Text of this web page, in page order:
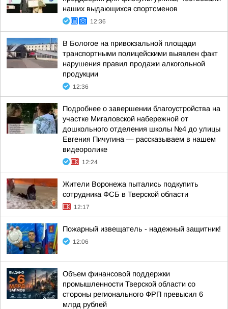
наших выдающихся спортсменов
12:36
В Бологое на привокзальной площади
транспортными полицейскими выявлен факт
нарушения правил продажи алкогольной
продукции
12:36
Подробнее о завершении благоустройства на
участке Мигаловской набережной от
дошкольного отделения школы №4 до улицы
Евгения Пичугина — рассказываем в нашем
видеоролике
12:24
Жители Воронежа пытались подкупить
сотрудника ФСБ в Тверской области
12:17
Пожaрный извещатель - надежный зaщитник!
12:06
Объем финансовой поддержки
промышленности Тверской области со
стороны регионального ФРП превысил 6
млрд рублей